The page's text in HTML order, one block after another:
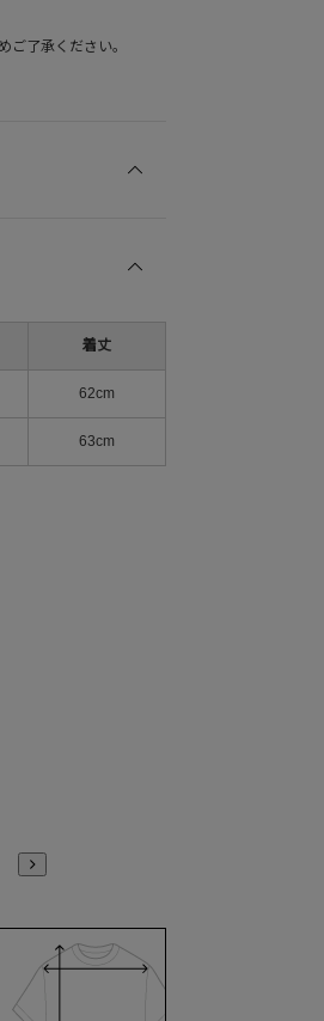
了承ください。
着丈
62cm
63cm